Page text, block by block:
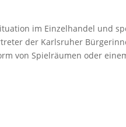
im Einzelhandel und
der Karlsruher
von Spielräumen oder